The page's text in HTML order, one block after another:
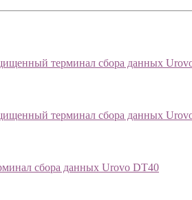
терминал сбора данных
терминал сбора данных
сбора данных Urovo DT40